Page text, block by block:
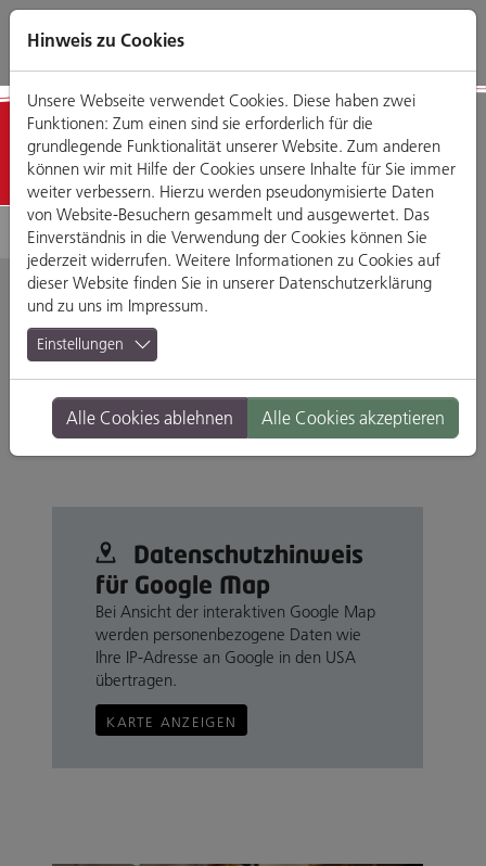
Direkt
zum
Zum
Hauptmenü
Zum
Footermenü
Zur
Website-
Detailansicht
Schöne Weine
Obere Bachgasse 20, 93047 Regensburg
Branche: Ernährung & Genuss
Standort: Altstadt
Datenschutz­hinweis
für Google Map
Bei Ansicht der interaktiven Google Map
werden personenbezogene Daten wie
Ihre IP-Adresse an Google in den USA
übertragen.
KARTE ANZEIGEN
Hinweis zu Cookies
Unsere Webseite verwendet Cookies. Diese haben zwei
Funktionen: Zum einen sind sie erforderlich für die
grundlegende Funktionalität unserer Website. Zum anderen
können wir mit Hilfe der Cookies unsere Inhalte für Sie immer
weiter verbessern. Hierzu werden pseudonymisierte Daten
von Website-Besuchern gesammelt und ausgewertet. Das
Einverständnis in die Verwendung der Cookies können Sie
jederzeit widerrufen. Weitere Informationen zu Cookies auf
dieser Website finden Sie in unserer Datenschutzerklärung
und zu uns im Impressum.
Einstellungen
Alle Cookies ablehnen Alle Cookies akzeptieren